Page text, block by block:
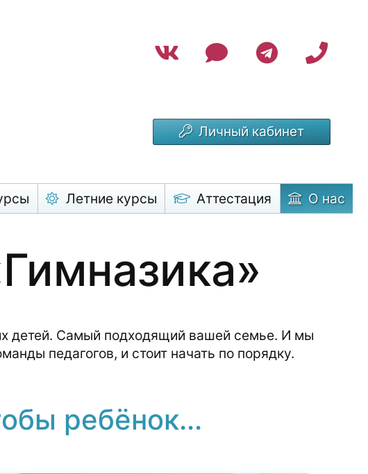
Личный кабинет
Летние курсы Аттестация О нас
детей. Самый подходящий вашей семье. И мы
педагогов, и стоит начать по порядку.
ребёнок...